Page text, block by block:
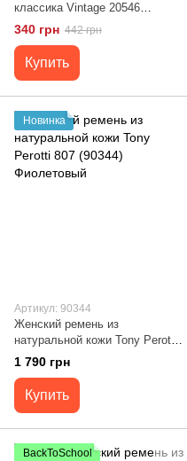
классика Vintage 20546
Черный
340 грн 442 грн
Купить
Новинка
Артикул: 90344
Женский ремень из
натуральной кожи Tony Perotti
807 (90344) Фиолетовый
1 790 грн
Купить
BackToSchool